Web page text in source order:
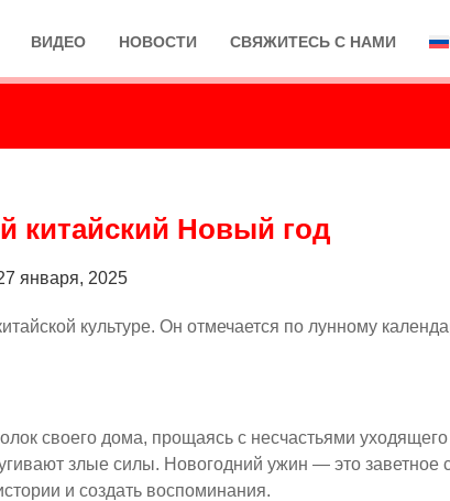
ВИДЕО НОВОСТИ СВЯЖИТЕСЬ С НАМИ
китайский Новый год
января, 2025
культуре. Он отмечается по лунному
своего дома, прощаясь с несчастьями
злые силы. Новогодний ужин — это заветное
и создать воспоминания.